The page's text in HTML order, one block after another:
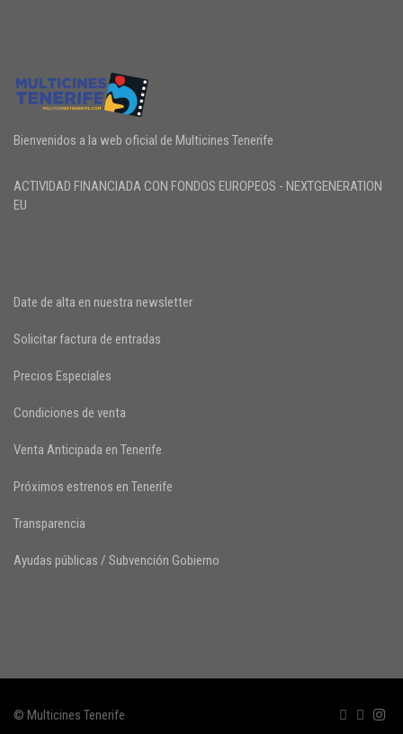
Bienvenidos a la web oficial de Multicines Tenerife
ACTIVIDAD FINANCIADA CON FONDOS EUROPEOS - NEXTGENERATION
EU
Date de alta en nuestra newsletter
Solicitar factura de entradas
Precios Especiales
Condiciones de venta
Venta Anticipada en Tenerife
Próximos estrenos en Tenerife
Transparencia
Ayudas públicas / Subvención Gobierno
© Multicines Tenerife